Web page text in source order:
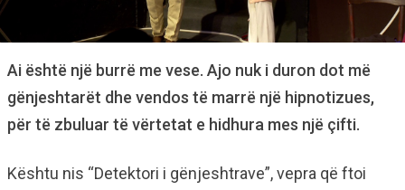
Ai është një burrë me vese. Ajo nuk i duron dot më
gënjeshtarët dhe vendos të marrë një hipnotizues,
për të zbuluar të vërtetat e hidhura mes një çifti.
Kështu nis “Detektori i gënjeshtrave”, vepra që ftoi